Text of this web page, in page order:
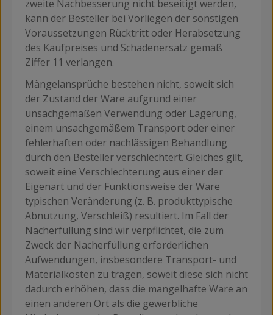
zweite Nachbesserung nicht beseitigt werden,
kann der Besteller bei Vorliegen der sonstigen
Voraussetzungen Rücktritt oder Herabsetzung
des Kaufpreises und Schadenersatz gemäß
Ziffer 11 verlangen.
Mängelansprüche bestehen nicht, soweit sich
der Zustand der Ware aufgrund einer
unsachgemäßen Verwendung oder Lagerung,
einem unsachgemäßem Transport oder einer
fehlerhaften oder nachlässigen Behandlung
durch den Besteller verschlechtert. Gleiches gilt,
soweit eine Verschlechterung aus einer der
Eigenart und der Funktionsweise der Ware
typischen Veränderung (z. B. produkttypische
Abnutzung, Verschleiß) resultiert. Im Fall der
Nacherfüllung sind wir verpflichtet, die zum
Zweck der Nacherfüllung erforderlichen
Aufwendungen, insbesondere Transport- und
Materialkosten zu tragen, soweit diese sich nicht
dadurch erhöhen, dass die mangelhafte Ware an
einen anderen Ort als die gewerbliche